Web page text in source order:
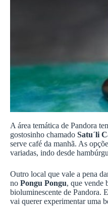
A área temática de Pandora
gostosinho chamado Satu´li
serve café da manhã. As
variadas, indo desde
Outro local que vale a pena
no Pongu Pongu, que vende
bioluminescente de Pandora.
vai querer experimentar uma